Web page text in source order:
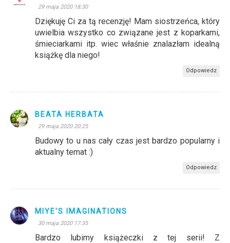
29 maja 2020 18:30
Dziękuję Ci za tą recenzję! Mam siostrzeńca, który
uwielbia wszystko co związane jest z koparkami,
śmieciarkami itp. wiec właśnie znalazłam idealną
książkę dla niego!
Odpowiedz
BEATA HERBATA
29 maja 2020 20:25
Budowy to u nas cały czas jest bardzo popularny i
aktualny temat :)
Odpowiedz
MIYE'S IMAGINATIONS
30 maja 2020 17:35
Bardzo lubimy książeczki z tej serii! Z